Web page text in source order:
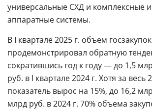
универсальные СХД и комплексные
аппаратные системы.
В I квартале 2025 г. объем госзакупок
продемонстрировал обратную
сократившись год к году — до 1,5
руб. в I квартале 2024 г. Хотя за весь
показатель вырос на 15%, до 16,2
млрд руб. в 2024 г. 70% объема